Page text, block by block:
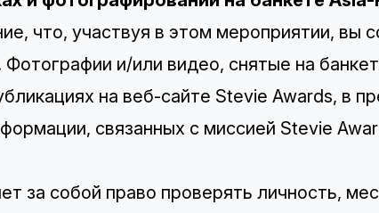
что, участвуя в этом мероприятии, вы
и/или видео, снятые на
на веб-сайте Stevie Awards, в
связанных с миссией Stevie
за собой право проверять личность,